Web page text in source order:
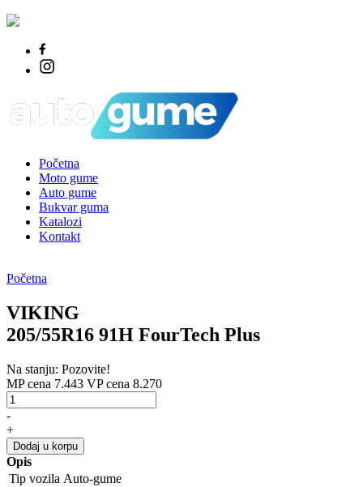
Početna
Moto gume
Auto gume
Bukvar guma
Katalozi
Kontakt
Početna
VIKING
205/55R16 91H FourTech Plus
Na stanju: Pozovite!
MP cena 7.443 VP cena 8.270
-
+
Dodaj u korpu
Opis
Tip vozila Auto-gume